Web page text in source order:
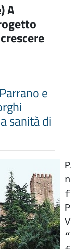
A
e
sanità di